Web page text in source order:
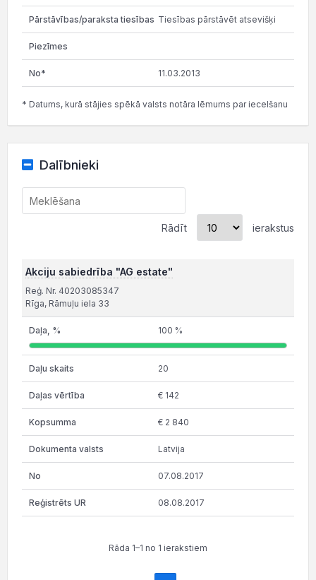
Tiesības pārstāvēt atsevišķi
11.03.2013
* Datums, kurā stājies spēkā valsts notāra lēmums par iecelšanu
Dalībnieki
Rādīt ierakstus
Akciju sabiedrība "AG estate"
Reģ. Nr. 40203085347
Rīga, Rāmuļu iela 33
100 %
20
€ 142
€ 2 840
Latvija
07.08.2017
08.08.2017
Rāda 1–1 no 1 ierakstiem